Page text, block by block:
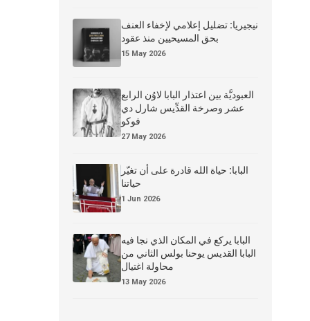
نيجيريا: تضليل إعلامي لإخفاء العنف
بحق المسيحيين منذ عقود
15 May 2026
العبوديَّة بين اعتذار البابا لاوُن الرابع
عشر وصرخة القدِّيس شارل دي
فوكو
27 May 2026
البابا: حياة الله قادرة على أن تغيّر
حياتنا
1 Jun 2026
البابا يركع في المكان الذي نجا فيه
البابا القديس يوحنا بولس الثاني من
محاولة اغتيال
13 May 2026